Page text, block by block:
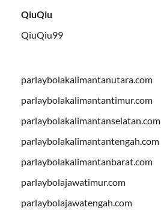
QiuQiu
QiuQiu99
parlaybolakalimantanutara.com
parlaybolakalimantantimur.com
parlaybolakalimantanselatan.com
parlaybolakalimantantengah.com
parlaybolakalimantanbarat.com
parlaybolajawatimur.com
parlaybolajawatengah.com